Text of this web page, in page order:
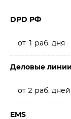
DPD РФ
от 1 раб. дня
Деловые линии
от 2 раб. дней
EMS